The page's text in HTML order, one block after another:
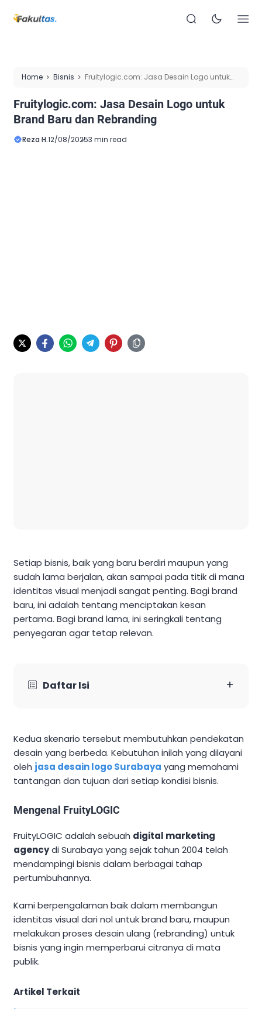
Home Bisnis
Fruitylogic.com: Jasa Desain Logo untuk
Fruitylogic.com: Jasa Desain Logo untuk
Brand Baru dan Rebranding
Reza H.12/08/20253 min read
Setiap bisnis, baik yang baru berdiri maupun yang
sudah lama berjalan, akan sampai pada titik di mana
identitas visual menjadi sangat penting. Bagi brand
baru, ini adalah tentang menciptakan kesan
pertama. Bagi brand lama, ini seringkali tentang
penyegaran agar tetap relevan.
Daftar Isi +
Kedua skenario tersebut membutuhkan pendekatan
desain yang berbeda. Kebutuhan inilah yang dilayani
oleh jasa desain logo Surabaya yang memahami
tantangan dan tujuan dari setiap kondisi bisnis.
Mengenal FruityLOGIC
FruityLOGIC adalah sebuah digital marketing
agencydi Surabaya yang sejak tahun 2004 telah
mendampingi bisnis dalam berbagai tahap
pertumbuhannya.
Kami berpengalaman baik dalam membangun
identitas visual dari nol untuk brand baru, maupun
melakukan proses desain ulang (rebranding) untuk
bisnis yang ingin memperbarui citranya di mata
publik.
Artikel Terkait